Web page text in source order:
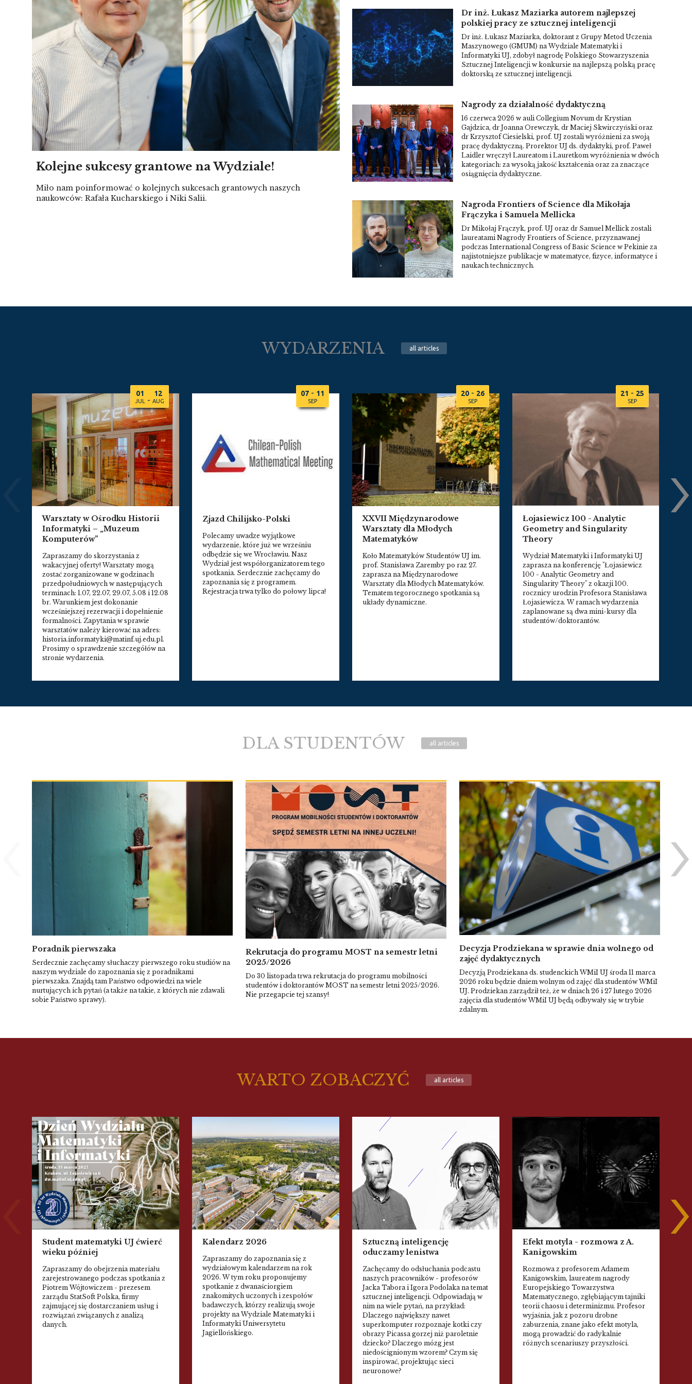
Kolejne sukcesy grantowe na Wydziale!
Miło nam poinformować o kolejnych sukcesach grantowych naszych
naukowców: Rafała Kucharskiego i Niki Salii.
Dr inż. Łukasz Maziarka autorem najlepszej
polskiej pracy ze sztucznej inteligencji
Dr inż. Łukasz Maziarka, doktorant z Grupy Metod Uczenia
Maszynowego (GMUM) na Wydziale Matematyki i
Informatyki UJ, zdobył nagrodę Polskiego Stowarzyszenia
Sztucznej Inteligencji w konkursie na najlepszą polską pracę
doktorską ze sztucznej inteligencji.
Nagrody za działalność dydaktyczną
16 czerwca 2026 w auli Collegium Novum dr Krystian
Gajdzica, dr Joanna Orewczyk, dr Maciej Skwirczyński oraz
dr Krzysztof Ciesielski, prof. UJ zostali wyróżnieni za swoją
pracę dydaktyczną. Prorektor UJ ds. dydaktyki, prof. Paweł
Laidler wręczył Laureatom i Lauretkom wyróżnienia w dwóch
kategoriach: za wysoką jakość kształcenia oraz za znaczące
osiągnięcia dydaktyczne.
Nagroda Frontiers of Science dla Mikołaja
Frączyka i Samuela Mellicka
Dr Mikołaj Frączyk, prof. UJ oraz dr Samuel Mellick zostali
laureatami Nagrody Frontiers of Science, przyznawanej
podczas International Congress of Basic Science w Pekinie za
najistotniejsze publikacje w matematyce, fizyce, informatyce i
naukach technicznych.
WYDARZENIA all articles
01
JUL -
12
AUG
Warsztaty w Ośrodku Historii
Informatyki – „Muzeum
Komputerów”
Zapraszamy do skorzystania z
wakacyjnej oferty! Warsztaty mogą
zostać zorganizowane w godzinach
przedpołudniowych w następujących
terminach: 1.07, 22.07, 29.07, 5.08 i 12.08
br. Warunkiem jest dokonanie
wcześniejszej rezerwacji i dopełnienie
formalności. Zapytania w sprawie
warsztatów należy kierować na adres:
historia.informatyki@matinf.uj.edu.pl.
Prosimy o sprawdzenie szczegółów na
stronie wydarzenia.
07- 11
SEP
Zjazd Chilijsko-Polski
Polecamy uwadze wyjątkowe
wydarzenie, które już we wrześniu
odbędzie się we Wrocławiu. Nasz
Wydział jest współorganizatorem tego
spotkania. Serdecznie zachęcamy do
zapoznania się z programem.
Rejestracja trwa tylko do połowy lipca!
20- 26
SEP
XXVII Międzynarodowe
Warsztaty dla Młodych
Matematyków
Koło Matematyków Studentów UJ im.
prof. Stanisława Zaremby po raz 27.
zaprasza na Międzynarodowe
Warsztaty dla Młodych Matematyków.
Tematem tegorocznego spotkania są
układy dynamiczne.
21 - 25
SEP
Łojasiewicz 100 - Analytic
Geometry and Singularity
Theory
Wydział Matematyki i Informatyki UJ
zaprasza na konferencję "Łojasiewicz
100 - Analytic Geometry and
Singularity Theory" z okazji 100.
rocznicy urodzin Profesora Stanisława
Łojasiewicza. W ramach wydarzenia
zaplanowane są dwa mini-kursy dla
studentów/doktorantów.
DLA STUDENTÓW all articles
Poradnik pierwszaka
Serdecznie zachęcamy słuchaczy pierwszego roku studiów na
naszym wydziale do zapoznania się z poradnikami
pierwszaka. Znajdą tam Państwo odpowiedzi na wiele
nurtujących ich pytań (a także na takie, z których nie zdawali
sobie Państwo sprawy).
Rekrutacja do programu MOST na semestr letni
2025/2026
Do 30 listopada trwa rekrutacja do programu mobilności
studentów i doktorantów MOST na semestr letni 2025/2026.
Nie przegapcie tej szansy!
Decyzja Prodziekana w sprawie dnia wolnego od
zajęć dydaktycznych
Decyzją Prodziekana ds. studenckich WMiI UJ środa 11 marca
2026 roku będzie dniem wolnym od zajęć dla studentów WMiI
UJ. Prodziekan zarządził też, że w dniach 26 i 27 lutego 2026
zajęcia dla studentów WMiI UJ będą odbywały się w trybie
zdalnym.
WARTO ZOBACZYĆ all articles
Student matematyki UJ ćwierć
wieku później
Zapraszamy do obejrzenia materiału
zarejestrowanego podczas spotkania z
Piotrem Wójtowiczem - prezesem
zarządu StatSoft Polska, firmy
zajmującej się dostarczaniem usług i
rozwiązań związanych z analizą
danych.
Kalendarz 2026
Zapraszamy do zapoznania się z
wydziałowym kalendarzem na rok
2026. W tym roku proponujemy
spotkanie z dwanaściorgiem
znakomitych uczonych i zespołów
badawczych, którzy realizują swoje
projekty na Wydziale Matematyki i
Informatyki Uniwersytetu
Jagiellońskiego.
Sztuczną inteligencję
oduczamy lenistwa
Zachęcamy do odsłuchania podcastu
naszych pracowników - profesorów
Jacka Tabora i Igora Podolaka na temat
sztucznej inteligencji. Odpowiadają w
nim na wiele pytań, na przykład:
Dlaczego największy nawet
superkomputer rozpoznaje kotki czy
obrazy Picassa gorzej niż paroletnie
dziecko? Dlaczego mózg jest
niedoścignionym wzorem? Czym się
inspirować, projektując sieci
neuronowe?
Efekt motyla - rozmowa z A.
Kanigowskim
Rozmowa z profesorem Adamem
Kanigowskim, laureatem nagrody
Europejskiego Towarzystwa
Matematycznego, zgłębiającym tajniki
teorii chaosu i determinizmu. Profesor
wyjaśnia, jak z pozoru drobne
zaburzenia, znane jako efekt motyla,
mogą prowadzić do radykalnie
różnych scenariuszy przyszłości.